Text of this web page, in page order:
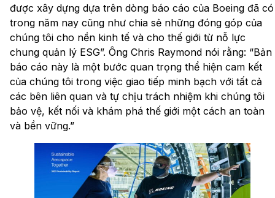
được xây dựng dựa trên dòng báo cáo của Boeing đã có
trong năm nay cũng như chia sẻ những đóng góp của
chúng tôi cho nền kinh tế và cho thế giới từ nỗ lực
chung quản lý ESG”. Ông Chris Raymond nói rằng: “Bản
báo cáo này là một bước quan trọng thể hiện cam kết
của chúng tôi trong việc giao tiếp minh bạch với tất cả
các bên liên quan và tự chịu trách nhiệm khi chúng tôi
bảo vệ, kết nối và khám phá thế giới một cách an toàn
và bền vững.”